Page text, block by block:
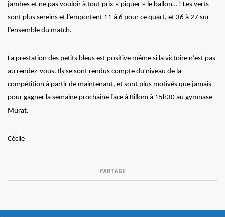
jambes et ne pas vouloir à tout prix « piquer » le ballon… ! Les verts
sont plus sereins et l’emportent 11 à 6 pour ce quart, et 36 à 27 sur
l’ensemble du match.
La prestation des petits bleus est positive même si la victoire n’est pas
au rendez-vous. Ils se sont rendus compte du niveau de la
compétition à partir de maintenant, et sont plus motivés que jamais
pour gagner la semaine prochaine face à Billom à 15h30 au gymnase
Murat.
Cécile
PARTAGE